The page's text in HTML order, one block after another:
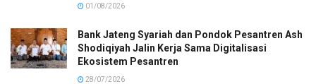
01/08/2026
Bank Jateng Syariah dan Pondok Pesantren Ash
Shodiqiyah Jalin Kerja Sama Digitalisasi
Ekosistem Pesantren
28/07/2026